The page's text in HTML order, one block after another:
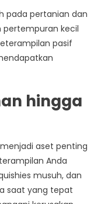
pada pertanian dan
pertempuran kecil
pasif
hingga
aset penting
Anda
musuh, dan
saat yang tepat